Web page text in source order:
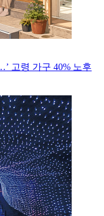
고령 가구 40% 노후